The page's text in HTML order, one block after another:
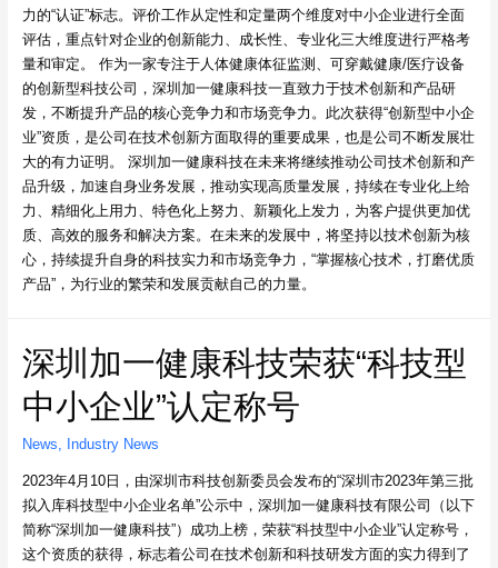
力的“认证”标志。评价工作从定性和定量两个维度对中小企业进行全面
评估，重点针对企业的创新能力、成长性、专业化三大维度进行严格考
量和审定。 作为一家专注于人体健康体征监测、可穿戴健康/医疗设备
的创新型科技公司，深圳加一健康科技一直致力于技术创新和产品研
发，不断提升产品的核心竞争力和市场竞争力。此次获得“创新型中小企
业”资质，是公司在技术创新方面取得的重要成果，也是公司不断发展壮
大的有力证明。 深圳加一健康科技在未来将继续推动公司技术创新和产
品升级，加速自身业务发展，推动实现高质量发展，持续在专业化上给
力、精细化上用力、特色化上努力、新颖化上发力，为客户提供更加优
质、高效的服务和解决方案。在未来的发展中，将坚持以技术创新为核
心，持续提升自身的科技实力和市场竞争力，“掌握核心技术，打磨优质
产品”，为行业的繁荣和发展贡献自己的力量。
深圳加一健康科技荣获“科技型
中小企业”认定称号
News Industry News
2023年4月10日，由深圳市科技创新委员会发布的“深圳市2023年第三批
拟入库科技型中小企业名单”公示中，深圳加一健康科技有限公司（以下
简称“深圳加一健康科技”）成功上榜，荣获“科技型中小企业”认定称号，
这个资质的获得，标志着公司在技术创新和科技研发方面的实力得到了